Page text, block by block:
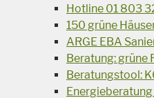
Hotline 01 803
150 grüne
ARGE EBA
Beratung: grüne
Beratungstool: